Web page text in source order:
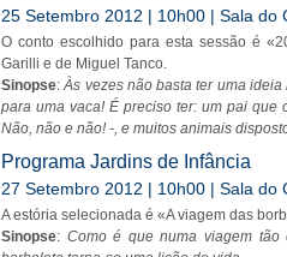
25 Setembro 2012 | 10h00 | Sala do
O conto escolhido para esta sessão é
Garilli e de Miguel Tanco.
Sinopse:Às vezes não basta ter uma
para uma vaca! É preciso ter: um pai que
Não, não e não! -, e muitos animais
Programa Jardins de Infância
27 Setembro 2012 | 10h00 | Sala do
A estória selecionada é «A viagem das
Sinopse: Como é que numa viagem tão